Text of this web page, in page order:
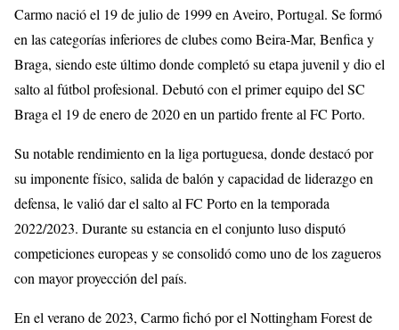
Carmo nació el 19 de julio de 1999 en Aveiro, Portugal. Se formó
en las categorías inferiores de clubes como Beira-Mar, Benfica y
Braga, siendo este último donde completó su etapa juvenil y dio el
salto al fútbol profesional. Debutó con el primer equipo del SC
Braga el 19 de enero de 2020 en un partido frente al FC Porto.
Su notable rendimiento en la liga portuguesa, donde destacó por
su imponente físico, salida de balón y capacidad de liderazgo en
defensa, le valió dar el salto al FC Porto en la temporada
2022/2023. Durante su estancia en el conjunto luso disputó
competiciones europeas y se consolidó como uno de los zagueros
con mayor proyección del país.
En el verano de 2023, Carmo fichó por el Nottingham Forest de